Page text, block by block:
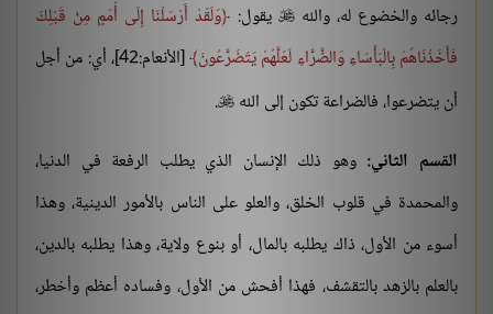
رجائه والخضوع له، والله يقول: وَلَقَدْ أَرْسَلْنَا إِلَى أُمَمٍ مِنْ قَبْلِكَ
فَأَخَذْنَاهُمْ بِالْبَأْسَاءِ وَالضَّرَّاءِ لَعَلَّهُمْ يَتَضَرَّعُونَ
[الأنعام:42]، أي: من أجل
أن يتضرعوا، فالضراعة تكون إلى الله 
.
القسم الثاني: وهو ذلك الإنسان الذي يطلب الرفعة في الدنيا،
والمحمدة في قلوب الخلق، والعلو على الناس بالأمور الدينية، وهذا
أسوء من الأول، ذاك يطلبه بالمال، أو بنوع ولاية، وهذا يطلبه بالدين،
بالعلم بالزهد بالتقشف، فهذا أفحش من الأول، وفساده أعظم وأخطر،